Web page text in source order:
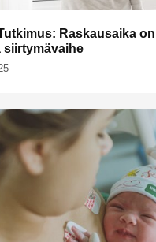
Raskausaika
siirtymävaihe